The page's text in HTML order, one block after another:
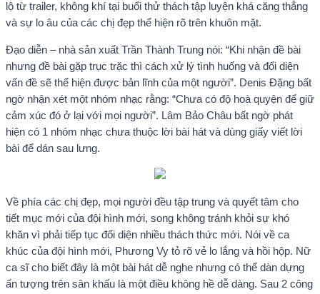
lộ từ trailer, không khí tại buổi thử thách tập luyện khá căng thẳng
và sự lo âu của các chị đẹp thể hiện rõ trên khuôn mặt.
Đạo diễn – nhà sản xuất Trần Thành Trung nói: “Khi nhận đề bài
nhưng đề bài gặp trục trặc thì cách xử lý tình huống và đối diện
vấn đề sẽ thể hiện được bản lĩnh của một người”. Denis Đặng bất
ngờ nhận xét một nhóm nhạc rằng: “Chưa có độ hoà quyện để giữ
cảm xúc đó ở lại với mọi người”. Lâm Bảo Châu bất ngờ phát
hiện có 1 nhóm nhạc chưa thuộc lời bài hát và dùng giấy viết lời
bài để dán sau lưng.
Về phía các chị đẹp, mọi người đều tập trung và quyết tâm cho
tiết mục mới của đội hình mới, song không tránh khỏi sự khó
khăn vì phải tiếp tục đối diện nhiều thách thức mới. Nói về ca
khúc của đội hình mới, Phương Vy tỏ rõ vẻ lo lắng và hồi hộp. Nữ
ca sĩ cho biết đây là một bài hát dễ nghe nhưng có thể dàn dựng
ấn tượng trên sân khấu là một điều không hề dễ dàng. Sau 2 công